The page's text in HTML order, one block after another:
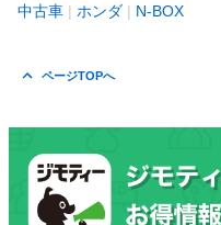
中古車 ホンダ N-BOX
ページTOPへ